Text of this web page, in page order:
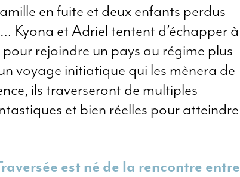
en fuite et deux enfants perdus
Kyona et Adriel tentent d’échapper à
rejoindre un pays au régime plus
voyage initiatique qui les mènera de
ils traverseront de multiples
et bien réelles pour atteindre
est né de la rencontre entre